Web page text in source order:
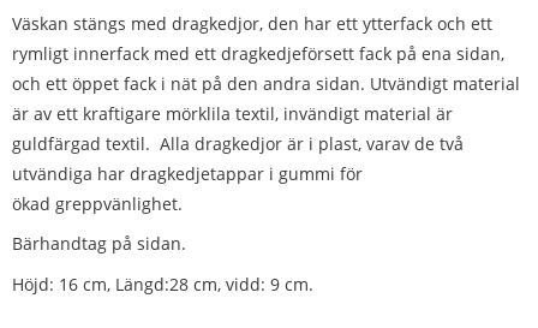
Väskan stängs med dragkedjor, den har ett ytterfack och ett
rymligt innerfack med ett dragkedjeförsett fack på ena sidan,
och ett öppet fack i nät på den andra sidan. Utvändigt material
är av ett kraftigare mörklila textil, invändigt material är
guldfärgad textil. Alla dragkedjor är i plast, varav de två
utvändiga har dragkedjetappar i gummi för
ökad greppvänlighet.
Bärhandtag på sidan.
Höjd: 16 cm, Längd:28 cm, vidd: 9 cm.